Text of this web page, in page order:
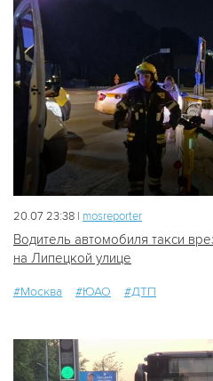
20.07 23:38 | mosreporter
Водитель автомобиля такси
на Липецкой улице
#Москва #ЮАО #ДТП